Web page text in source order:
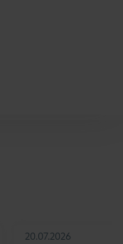
20.07.2026